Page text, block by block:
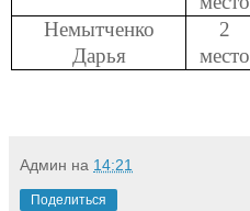
Немытченко
Дарья
2
место
Админ на 14:21
Поделиться